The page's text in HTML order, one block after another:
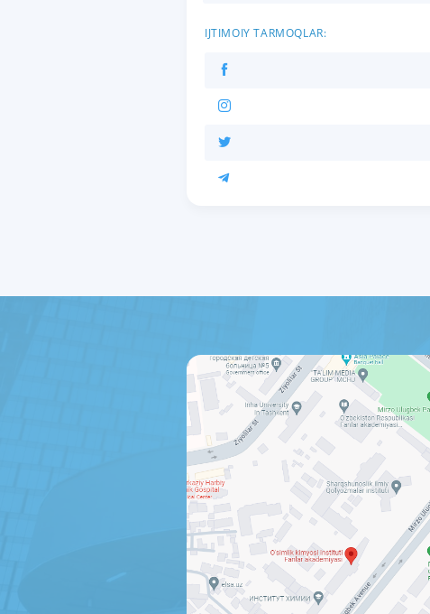
IJTIMOIY TARMOQLAR: